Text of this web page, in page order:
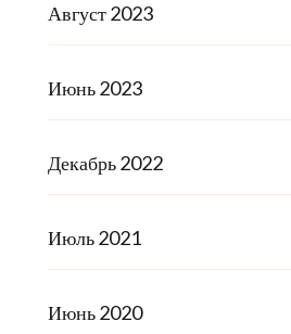
Август 2023
Июнь 2023
Декабрь 2022
Июль 2021
Июнь 2020